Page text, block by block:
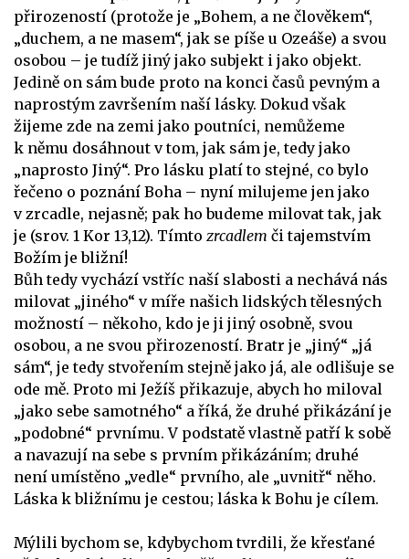
přirozeností (protože je „Bohem, a ne člověkem“,
„duchem, a ne masem“, jak se píše u Ozeáše) a svou
osobou – je tudíž jiný jako subjekt i jako objekt.
Jedině on sám bude proto na konci časů pevným a
naprostým završením naší lásky. Dokud však
žijeme zde na zemi jako poutníci, nemůžeme
k němu dosáhnout v tom, jak sám je, tedy jako
„naprosto Jiný“. Pro lásku platí to stejné, co bylo
řečeno o poznání Boha – nyní milujeme jen jako
v zrcadle, nejasně; pak ho budeme milovat tak, jak
je (srov. 1 Kor 13,12). Tímto zrcadlem či tajemstvím
Božím je bližní!
Bůh tedy vychází vstříc naší slabosti a nechává nás
milovat „jiného“ v míře našich lidských tělesných
možností – někoho, kdo je ji jiný osobně, svou
osobou, a ne svou přirozeností. Bratr je „jiný“ „já
sám“, je tedy stvořením stejně jako já, ale odlišuje se
ode mě. Proto mi Ježíš přikazuje, abych ho miloval
„jako sebe samotného“ a říká, že druhé přikázání je
„podobné“ prvnímu. V podstatě vlastně patří k sobě
a navazují na sebe s prvním přikázáním; druhé
není umístěno „vedle“ prvního, ale „uvnitř“ něho.
Láska k bližnímu je cestou; láska k Bohu je cílem.
Mýlili bychom se, kdybychom tvrdili, že křesťané